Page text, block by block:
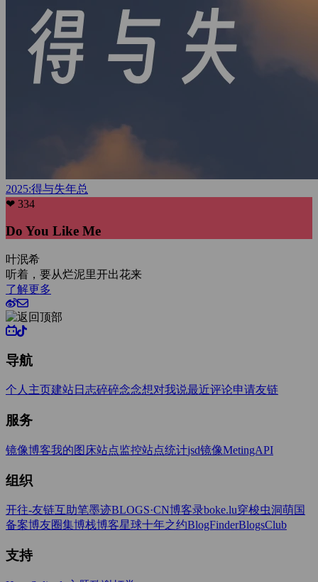
2025:得与失年总
❤ 334
Do You Like Me
叶泯希
听着，要从烂泥里开出花来
了解更多
导航
个人主页建站日志碎碎念念想对我说最近评论申请友链
服务
镜像博客我的图床站点监控站点统计jsd镜像MetingAPI
组织
开往-友链互助笔墨迹BLOGS·CN博客录boke.lu穿梭虫洞萌国
备案博友圈集博栈博客星球十年之约BlogFinderBlogsClub
支持